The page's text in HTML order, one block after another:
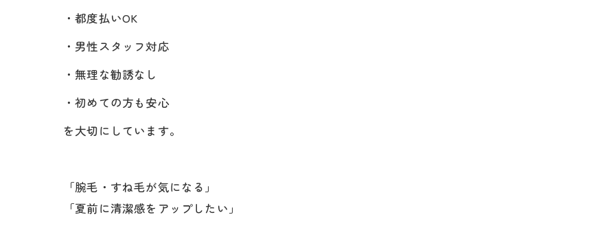
・都度払いOK
・男性スタッフ対応
・無理な勧誘なし
・初めての方も安心
を大切にしています。
「腕毛・すね毛が気になる」
「夏前に清潔感をアップしたい」